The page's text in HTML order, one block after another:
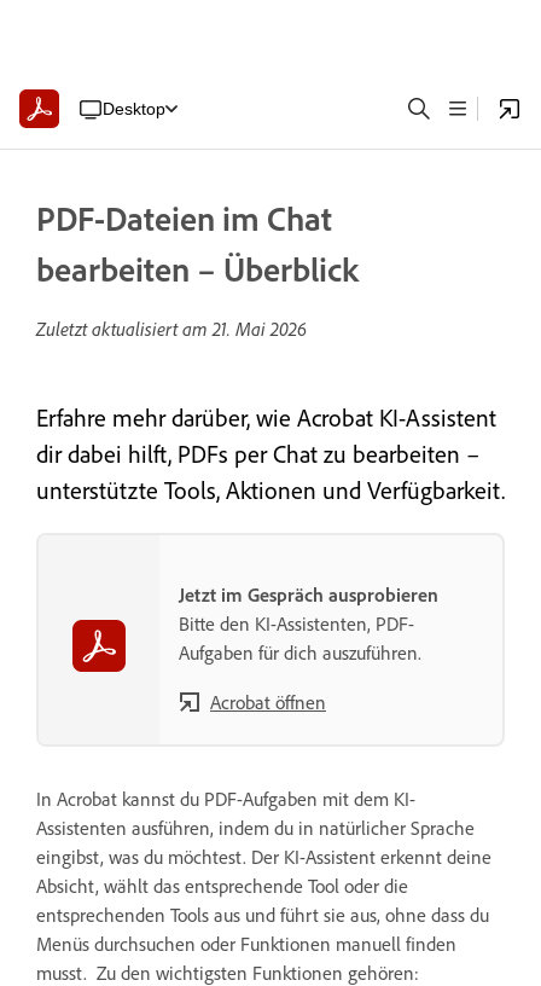
Desktop
PDF-Dateien im Chat
bearbeiten – Überblick
Zuletzt aktualisiert am21. Mai 2026
Erfahre mehr darüber, wie Acrobat KI-Assistent
dir dabei hilft, PDFs per Chat zu bearbeiten –
unterstützte Tools, Aktionen und Verfügbarkeit.
Jetzt im Gespräch ausprobieren
Bitte den KI-Assistenten, PDF-
Aufgaben für dich auszuführen.
Acrobat öffnen
In Acrobat kannst du PDF-Aufgaben mit dem KI-
Assistenten ausführen, indem du in natürlicher Sprache
eingibst, was du möchtest. Der KI-Assistent erkennt deine
Absicht, wählt das entsprechende Tool oder die
entsprechenden Tools aus und führt sie aus, ohne dass du
Menüs durchsuchen oder Funktionen manuell finden
musst. Zu den wichtigsten Funktionen gehören: